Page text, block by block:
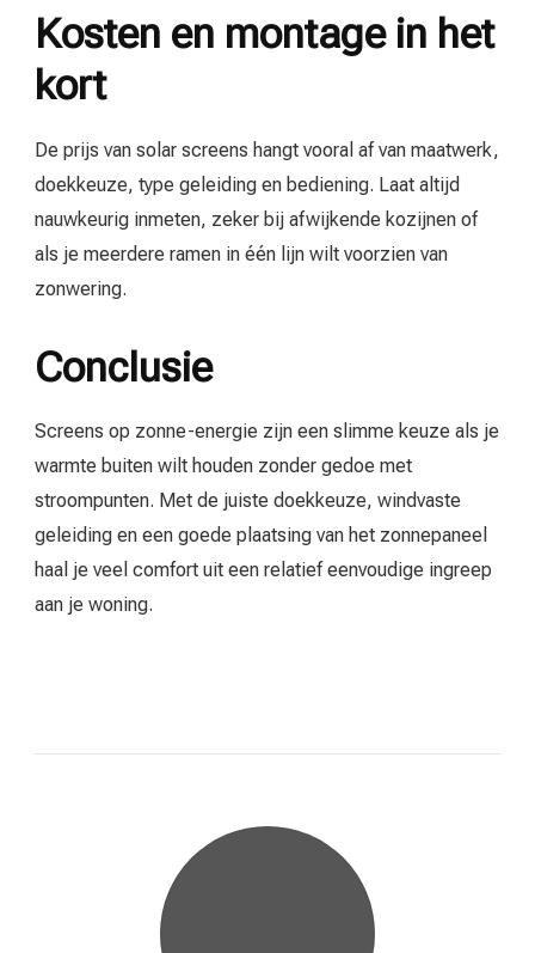
Kosten en montage in het
kort
De prijs van solar screens hangt vooral af van maatwerk,
doekkeuze, type geleiding en bediening. Laat altijd
nauwkeurig inmeten, zeker bij afwijkende kozijnen of
als je meerdere ramen in één lijn wilt voorzien van
zonwering.
Conclusie
Screens op zonne-energie zijn een slimme keuze als je
warmte buiten wilt houden zonder gedoe met
stroompunten. Met de juiste doekkeuze, windvaste
geleiding en een goede plaatsing van het zonnepaneel
haal je veel comfort uit een relatief eenvoudige ingreep
aan je woning.